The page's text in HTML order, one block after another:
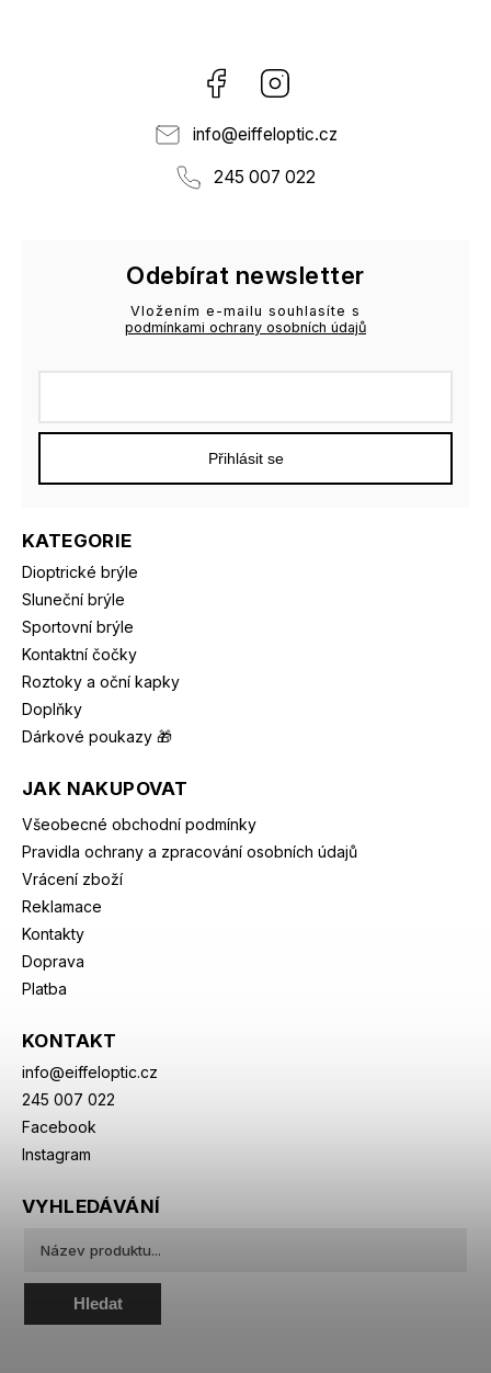
Facebook
info@eiffeloptic.cz
245 007 022
KATEGORIE
Dioptrické brýle
Sluneční brýle
Sportovní brýle
Kontaktní čočky
Roztoky a oční kapky
Doplňky
Dárkové poukazy 🎁
JAK NAKUPOVAT
Všeobecné obchodní podmínky
Pravidla ochrany a zpracování osobních údajů
Vrácení zboží
Reklamace
Kontakty
Doprava
Platba
KONTAKT
info@eiffeloptic.cz
245 007 022
Facebook
Instagram
Odebírat newsletter
Vložením e-mailu souhlasíte s
podmínkami ochrany osobních údajů
Přihlásit se
VYHLEDÁVÁNÍ
Hledat